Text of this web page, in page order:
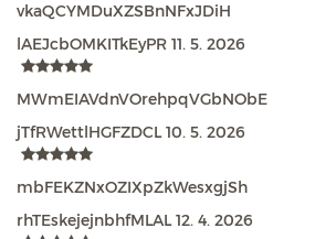
vkaQCYMDuXZSBnNFxJDiH
lAEJcbOMKITkEyPR 11. 5. 2026
MWmEIAVdnVOrehpqVGbNObE
jTfRWettlHGFZDCL 10. 5. 2026
mbFEKZNxOZIXpZkWesxgjSh
rhTEskejejnbhfMLAL 12. 4. 2026